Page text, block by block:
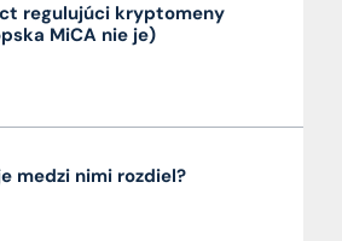
regulujúci kryptomeny
MiCA nie je)
medzi nimi rozdiel?